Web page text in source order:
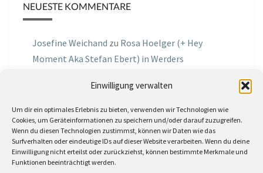
Einwilligung verwalten
Um dir ein optimales Erlebnis zu bieten, verwenden wir Technologien wie
Cookies, um Geräteinformationen zu speichern und/oder darauf zuzugreifen.
Wenn du diesen Technologien zustimmst, können wir Daten wie das
Surfverhalten oder eindeutige IDs auf dieser Website verarbeiten. Wenn du deine
Einwilligung nicht erteilst oder zurückziehst, können bestimmte Merkmale und
Funktionen beeinträchtigt werden.
NEUESTE KOMMENTARE
Josefine Weichand zu Rosa Hoelger (+ Hey
Moment Aka Stefan Ebert) in Werders
Podcast Nr.01 vom 08.09.2025 mit Joe Astray
MIRI IN THE GREENzuMiri in the Green in der
Hemingway Lounge, am 30.05.2026